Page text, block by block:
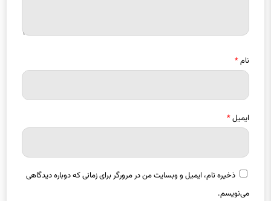
نام*
ایمیل*
ذخیره نام، ایمیل و وبسایت من در مرورگر برای زمانی که دوباره دیدگاهی
می‌نویسم.